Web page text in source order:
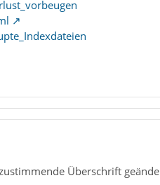
Überschrift